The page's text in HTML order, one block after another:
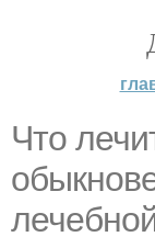
Что